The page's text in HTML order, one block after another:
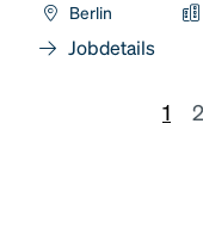
Berlin
Jobdetails
1 2